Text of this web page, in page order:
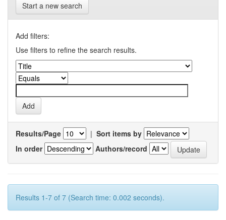
Start a new search
Add filters:
Use filters to refine the search results.
Results/Page | Sort items by
In order
Authors/record
Results 1-7 of 7 (Search time: 0.002 seconds).